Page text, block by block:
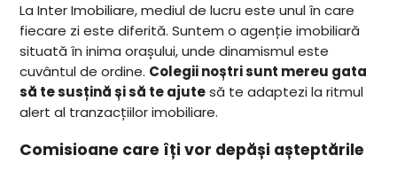
La Inter Imobiliare, mediul de lucru este unul în care
fiecare zi este diferită. Suntem o agenție imobiliară
situată în inima orașului, unde dinamismul este
cuvântul de ordine. Colegii noștri sunt mereu gata
să te susțină și să te ajutesă te adaptezi la ritmul
alert al tranzacțiilor imobiliare.
Comisioane care îți vor depăși așteptările